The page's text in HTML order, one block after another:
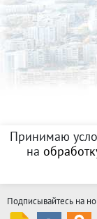
Принимаю
на
Подписывайтесь на